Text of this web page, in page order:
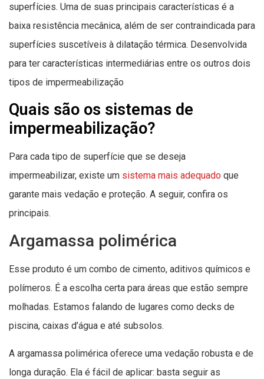
superfícies. Uma de suas principais características é a
baixa resistência mecânica, além de ser contraindicada para
superfícies suscetíveis à dilatação térmica. Desenvolvida
para ter características intermediárias entre os outros dois
tipos de impermeabilização
Quais são os sistemas de
impermeabilização?
Para cada tipo de superfície que se deseja
impermeabilizar, existe um sistema mais adequado que
garante mais vedação e proteção. A seguir, confira os
principais.
Argamassa polimérica
Esse produto é um combo de cimento, aditivos químicos e
polímeros. É a escolha certa para áreas que estão sempre
molhadas. Estamos falando de lugares como decks de
piscina, caixas d’água e até subsolos.
A argamassa polimérica oferece uma vedação robusta e de
longa duração. Ela é fácil de aplicar: basta seguir as